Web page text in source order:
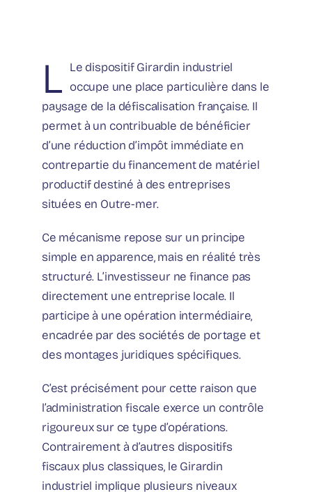
L Le dispositif Girardin industriel
occupe une place particulière dans le
paysage de la défiscalisation française. Il
permet à un contribuable de bénéficier
d’une réduction d’impôt immédiate en
contrepartie du financement de matériel
productif destiné à des entreprises
situées en Outre-mer.
Ce mécanisme repose sur un principe
simple en apparence, mais en réalité très
structuré. L’investisseur ne finance pas
directement une entreprise locale. Il
participe à une opération intermédiaire,
encadrée par des sociétés de portage et
des montages juridiques spécifiques.
C’est précisément pour cette raison que
l’administration fiscale exerce un contrôle
rigoureux sur ce type d’opérations.
Contrairement à d’autres dispositifs
fiscaux plus classiques, le Girardin
industriel implique plusieurs niveaux